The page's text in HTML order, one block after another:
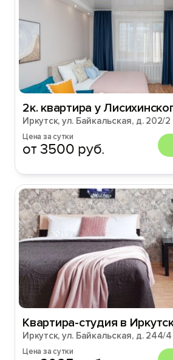
2к. квартира у
Иркутск, ул. Байкальская, д. 202/2
Цена за сутки
от 3500 руб.
Квартира-студия в
Иркутск, ул. Байкальская, д. 244/4
Цена за сутки